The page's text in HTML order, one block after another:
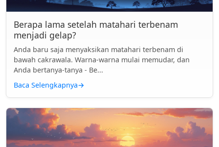
Berapa lama setelah matahari terbenam
menjadi gelap?
Anda baru saja menyaksikan matahari terbenam di
bawah cakrawala. Warna-warna mulai memudar, dan
Anda bertanya-tanya - Be...
Baca Selengkapnya→